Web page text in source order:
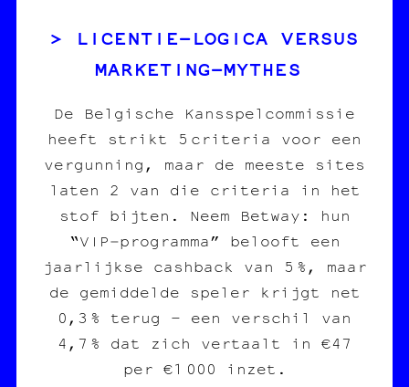
LICENTIE‑LOGICA VERSUS
MARKETING‑MYTHES
De Belgische Kansspelcommissie
heeft strikt 5 criteria voor een
vergunning, maar de meeste sites
laten 2 van die criteria in het
stof bijten. Neem Betway: hun
“VIP‑programma” belooft een
jaarlijkse cashback van 5 %, maar
de gemiddelde speler krijgt net
0,3 % terug – een verschil van
4,7 % dat zich vertaalt in €47
per €1 000 inzet.